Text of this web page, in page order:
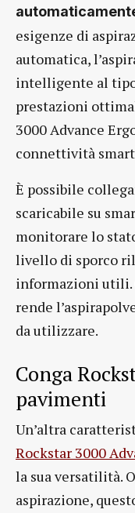
esigenze di
automatica,
intelligente al
prestazioni
3000 Advance
connettività
È possibile
scaricabile su
monitorare lo
livello di sporco
informazioni utili.
rende
da utilizzare.
Conga
pavimenti
Un’altra
Rockstar 3000
la sua versatilità.
aspirazione,